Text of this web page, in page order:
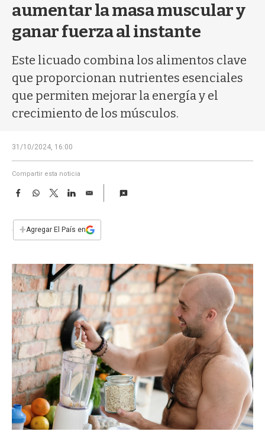
aumentar la masa muscular y
ganar fuerza al instante
Este licuado combina los alimentos clave
que proporcionan nutrientes esenciales
que permiten mejorar la energía y el
crecimiento de los músculos.
31/10/2024, 16:00
Compartir esta noticia
F
e
b
k
W
s
p
T
w
t
L
n
E
i
l
+Agregar El País en